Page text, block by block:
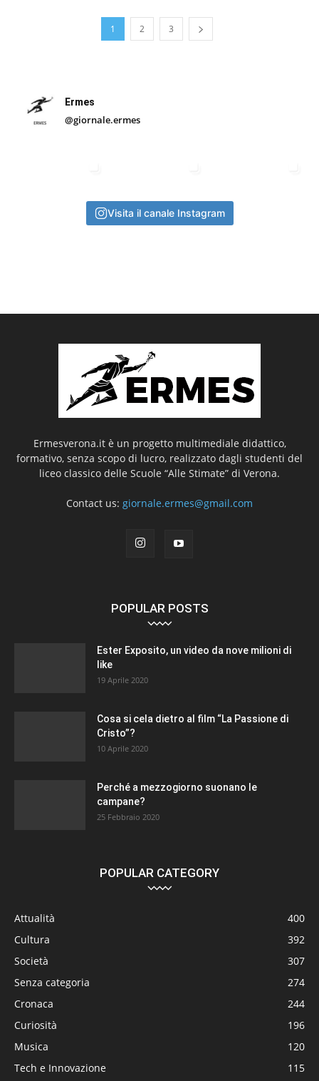
1 2 3
Ermes
@giornale.ermes
Visita il canale Instagram
Ermesverona.it è un progetto multimediale didattico,
formativo, senza scopo di lucro, realizzato dagli studenti del
liceo classico delle Scuole “Alle Stimate” di Verona.
Contact us: giornale.ermes@gmail.com
POPULAR POSTS
Ester Exposito, un video da nove milioni di
like
19 Aprile 2020
Cosa si cela dietro al film “La Passione di
Cristo”?
10 Aprile 2020
Perché a mezzogiorno suonano le
campane?
25 Febbraio 2020
POPULAR CATEGORY
Attualità
400
Cultura
392
Società
307
Senza categoria
274
Cronaca
244
Curiosità
196
Musica
120
Tech e Innovazione
115